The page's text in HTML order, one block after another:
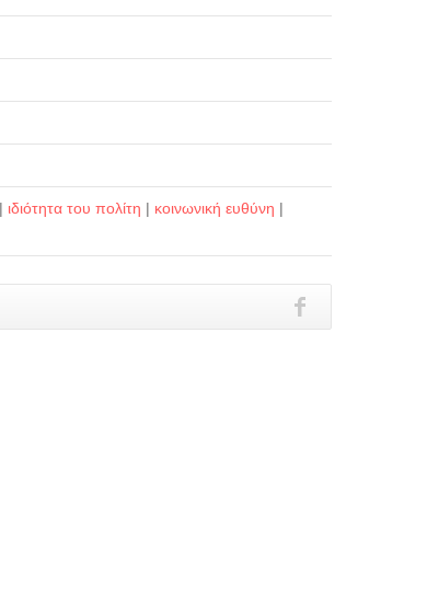
| ιδιότητα του πολίτη | κοινωνική ευθύνη |